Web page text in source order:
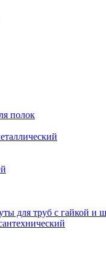
полок
для труб с гайкой и